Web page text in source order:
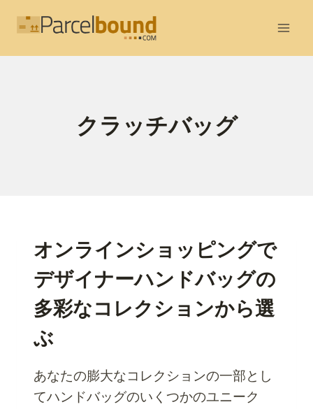
クラッチバッグ
オンラインショッピングで
デザイナーハンドバッグの
多彩なコレクションから選
ぶ
あなたの膨大なコレクションの一部とし
てハンドバッグのいくつかのユニーク